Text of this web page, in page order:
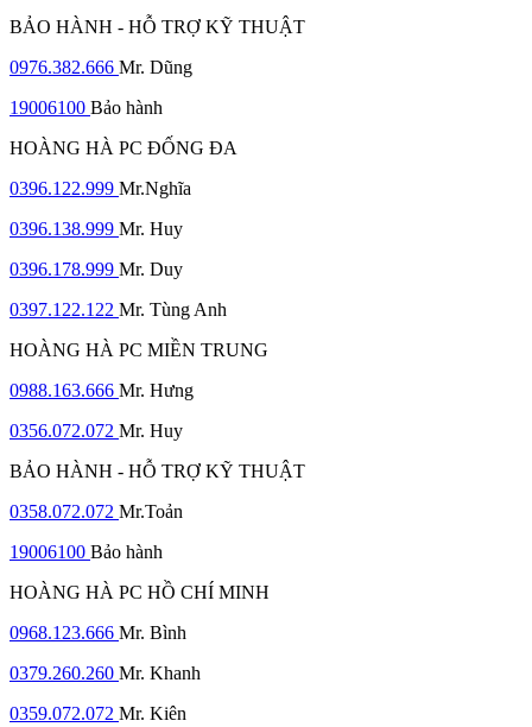
BẢO HÀNH - HỖ TRỢ KỸ THUẬT
0976.382.666 Mr. Dũng
19006100 Bảo hành
HOÀNG HÀ PC ĐỐNG ĐA
0396.122.999 Mr.Nghĩa
0396.138.999 Mr. Huy
0396.178.999 Mr. Duy
0397.122.122 Mr. Tùng Anh
HOÀNG HÀ PC MIỀN TRUNG
0988.163.666 Mr. Hưng
0356.072.072 Mr. Huy
BẢO HÀNH - HỖ TRỢ KỸ THUẬT
0358.072.072 Mr.Toản
19006100 Bảo hành
HOÀNG HÀ PC HỒ CHÍ MINH
0968.123.666 Mr. Bình
0379.260.260 Mr. Khanh
0359.072.072 Mr. Kiên